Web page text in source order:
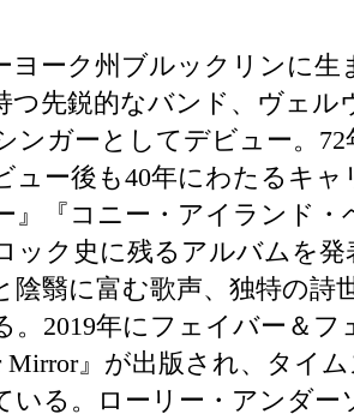
ヨーク州ブルックリンに生
つ先鋭的なバンド、ヴェル
ンガーとしてデビュー。
ュー後も40年にわたるキ
』『コニー・アイランド・
ック史に残るアルバムを
陰翳に富む歌声、独特の詩
。2019年にフェイバー＆
Mirror』が出版され、タイ
いる。ローリー・アンダー